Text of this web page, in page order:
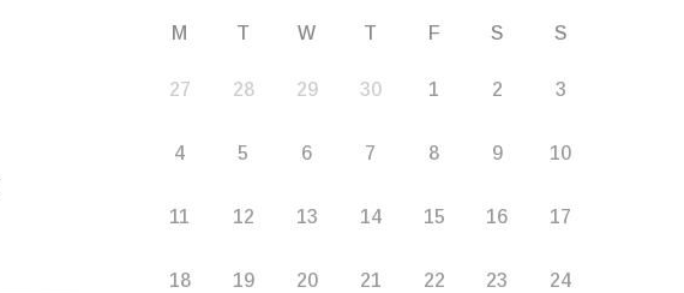
M T W T F S S
27 28 29 30 1 2 3
4 5 6 7 8 9 10
11 12 13 14 15 16 17
18 19 20 21 22 23 24